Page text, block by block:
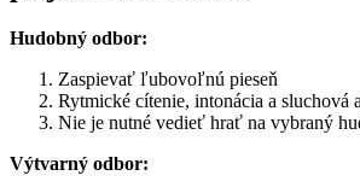
Hudobný odbor:
Zaspievať ľubovoľnú pieseň
Rytmické cítenie, intonácia a sluchová
Nie je nutné vedieť hrať na vybraný
Výtvarný odbor: